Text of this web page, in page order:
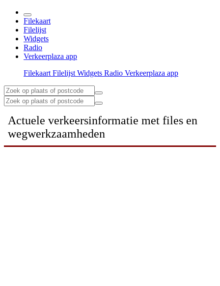
Filekaart
Filelijst
Widgets
Radio
Verkeerplaza app
Filekaart Filelijst Widgets Radio Verkeerplaza app
Actuele verkeersinformatie met files en
wegwerkzaamheden